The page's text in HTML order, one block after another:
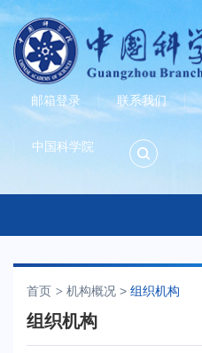
邮箱登录 联系我们
中国科学院
首页 机构概况 > 组织机构
组织机构